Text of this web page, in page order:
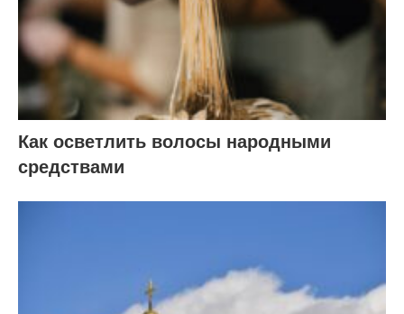
Как осветлить волосы народными
средствами